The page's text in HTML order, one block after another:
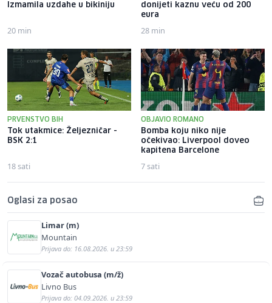
Izmamila uzdahe u bikiniju
20 min
donijeti kaznu veću od 200
eura
28 min
PRVENSTVO BIH
Tok utakmice: Željezničar -
BSK 2:1
18 sati
OBJAVIO ROMANO
Bomba koju niko nije
očekivao: Liverpool doveo
kapitena Barcelone
7 sati
Oglasi za posao
Limar (m)
Mountain
Prijava do: 16.08.2026. u 23:59
Vozač autobusa (m/ž)
Livno Bus
Prijava do: 04.09.2026. u 23:59